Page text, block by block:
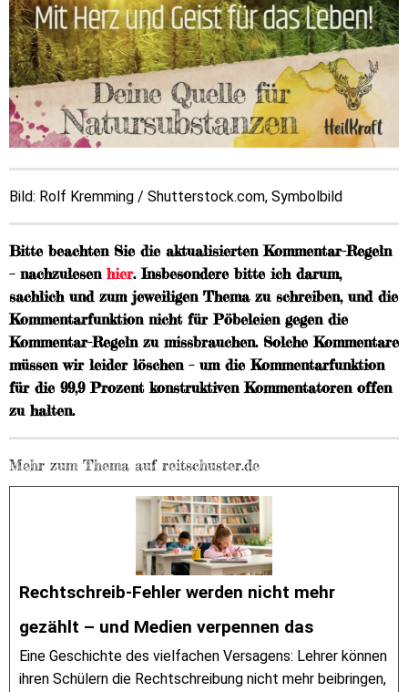
Bild: Rolf Kremming / Shutterstock.com, Symbolbild
Bitte beachten Sie die aktualisierten Kommentar-Regeln
– nachzulesenhier. Insbesondere bitte ich darum,
sachlich und zum jeweiligen Thema zu schreiben, und die
Kommentarfunktion nicht für Pöbeleien gegen die
Kommentar-Regeln zu missbrauchen. Solche Kommentare
müssen wir leider löschen – um die Kommentarfunktion
für die 99,9 Prozent konstruktiven Kommentatoren offen
zu halten.
Mehr zum Thema auf reitschuster.de
Rechtschreib-Fehler werden nicht mehr
gezählt – und Medien verpennen das
Eine Geschichte des vielfachen Versagens: Lehrer können
ihren Schülern die Rechtschreibung nicht mehr beibringen,